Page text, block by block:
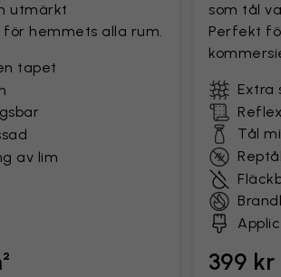
utmärkt
hemmets alla rum.
tapet
av lim
som tål
Perfekt
Extra
Tål
399